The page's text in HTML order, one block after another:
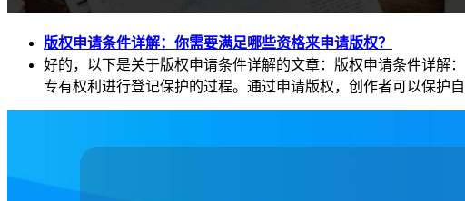
版权申请条件详解：你需要满足哪些资格来申请版权？
好的，以下是关于版权申请条件详解的文章：版权申请条件详解
专有权利进行登记保护的过程。通过申请版权，创作者可以保护